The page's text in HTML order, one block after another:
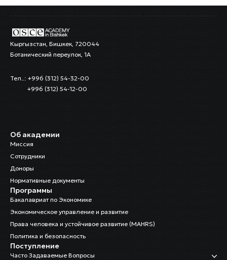
Кыргызстан, Бишкек, 720044
Ботанический переулок, 1А
Тел..: +996 (312) 54-32-00
+996 (312) 54-12-00
Об академии
Миссия
Сотрудники
Доноры
Нормативные документы
Программы
Бакалавриат по Экономике
Экономическое управление и развитие
Права человека и устойчивое развитие (MAHRS)
Политика и безопасность
Поступление
Часто Задаваемые Вопросы